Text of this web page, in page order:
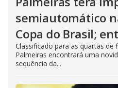
semiautomático
Copa do Brasil;
Classificado para as quartas de
Palmeiras encontrará uma
sequência da...